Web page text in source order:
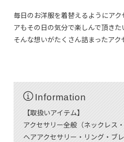
毎日のお洋服を着替えるようにア
アもその日の気分で楽しんで頂きた
そんな想いがたくさん詰まったアク
Information
【取扱いアイテム】
アクセサリー全般（ネックレス
ヘアアクセサリー・リング・ブ